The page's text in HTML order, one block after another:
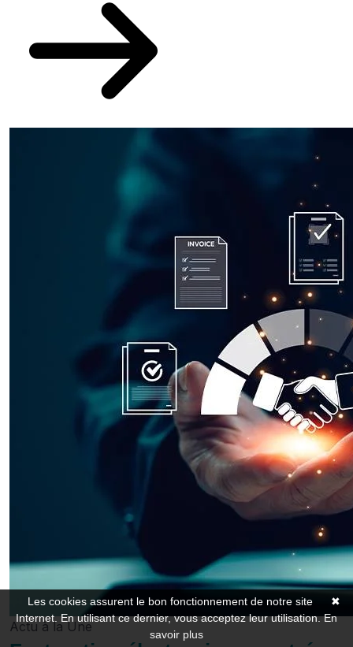
Actu à la Une
✖
Les cookies assurent le bon fonctionnement de notre site
Internet. En utilisant ce dernier, vous acceptez leur utilisation.En
savoir plus